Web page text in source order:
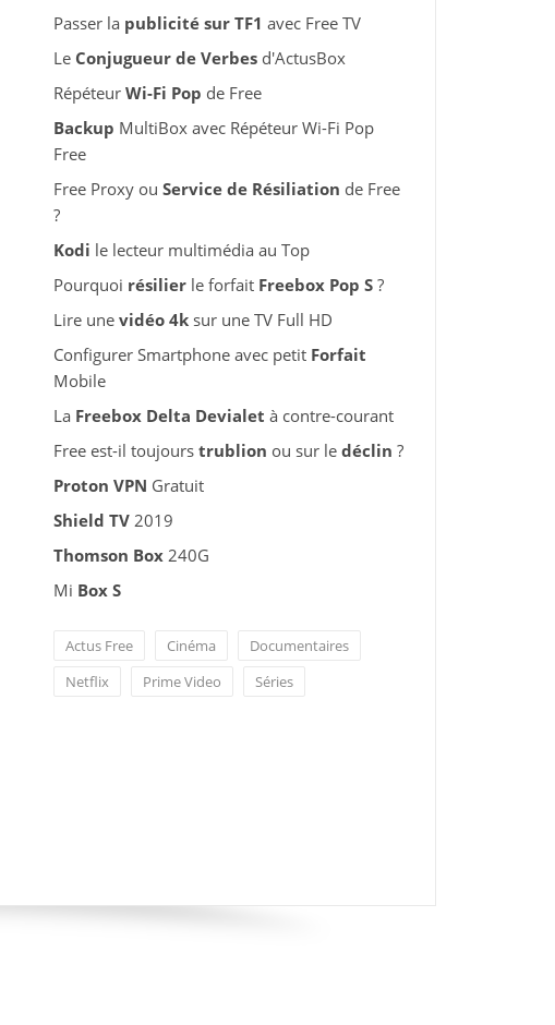
Passer la publicité sur TF1 avec Free TV
Le Conjugueur de Verbesd'ActusBox
Répéteur Wi-Fi Pop de Free
Backup MultiBox avec Répéteur Wi-Fi Pop
Free
Free Proxy ou Service de Résiliation de Free
?
Kodi le lecteur multimédia au Top
Pourquoi résilierle forfait Freebox Pop S?
Lire une vidéo 4ksur une TV Full HD
Configurer Smartphone avec petit Forfait
Mobile
La Freebox Delta Devialet à contre-courant
Free est-il toujours trublion ou sur le déclin ?
Proton VPN Gratuit
Shield TV2019
Thomson Box240G
Mi Box S
Actus Free Cinéma
Documentaires
Netflix
Prime Video Séries